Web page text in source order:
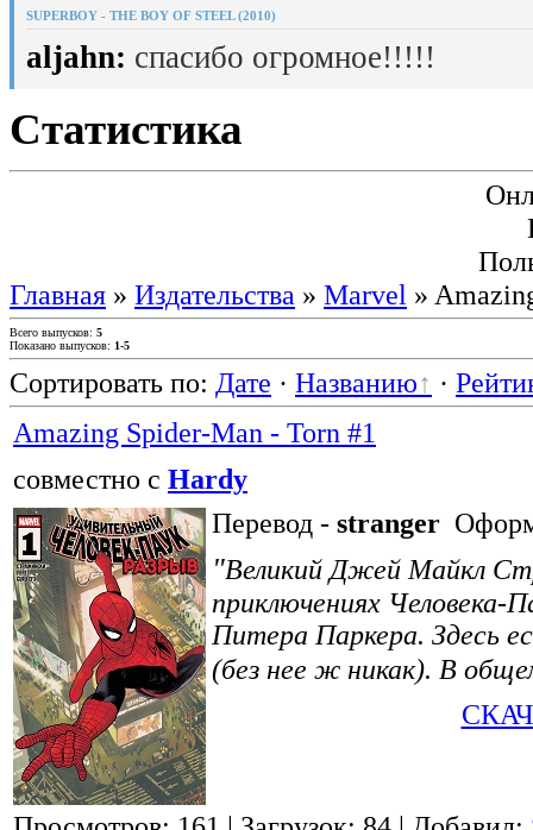
SUPERBOY - THE BOY OF STEEL (2010)
aljahn: спасибо огромное!!!!!
Статистика
Главная » Издательства » Marvel »
Всего выпусков: 5
Показано выпусков: 1-5
Сортировать по: Дате · Названию ·
Amazing Spider-Man - Torn #1
совместно с Hardy
Перевод - stranger
"Великий Джей Майкл
приключениях Человека-
Питера Паркера. Здесь
(без нее ж никак). В